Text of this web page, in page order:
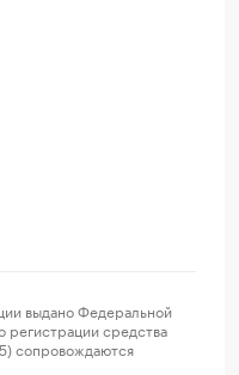
выдано Федеральной
средства
сопровождаются